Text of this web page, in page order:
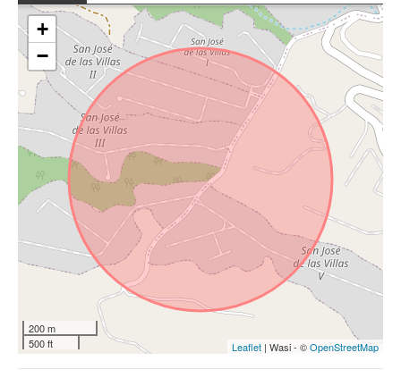
+
−
200 m
500 ft
Leaflet | Wasi - ©OpenStreetMap